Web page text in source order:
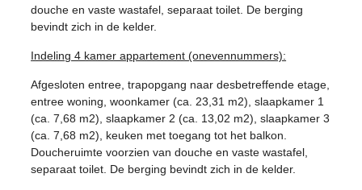
douche en vaste wastafel, separaat toilet. De berging
bevindt zich in de kelder.
Indeling 4 kamer appartement (onevennummers):
Afgesloten entree, trapopgang naar desbetreffende etage,
entree woning, woonkamer (ca. 23,31 m2), slaapkamer 1
(ca. 7,68 m2), slaapkamer 2 (ca. 13,02 m2), slaapkamer 3
(ca. 7,68 m2), keuken met toegang tot het balkon.
Doucheruimte voorzien van douche en vaste wastafel,
separaat toilet. De berging bevindt zich in de kelder.